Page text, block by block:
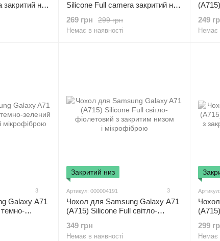
низ
Silicone Full camera закритий низ
Dasheen
299 грн
269 грн
Немає в наявності
249
Немає
3
Galaxy A71
Закритий низ
Артикул: 000004191 3
Чохол для Samsung Galaxy A71
(A715) Silicone Full світло-
і мікрофіброю
349 грн
Немає в наявності
299
Немає